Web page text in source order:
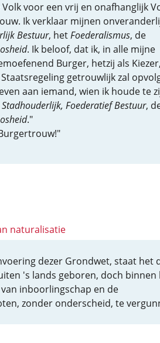
voor een vrij en onafhanglijk
Ik verklaar mijnen
Bestuur, hetFoederalismus, de
. Ik beloof, dat ik, in alle mijne
Burger, hetzij als
getrouwlijk zal
aan iemand, wien ik houde te
Stadhouderlijk, Foederatief Bestuur,
."
naturalisatie
dezer Grondwet, staat het
's lands geboren, doch binnen
inboorlingschap en de
zonder onderscheid, te